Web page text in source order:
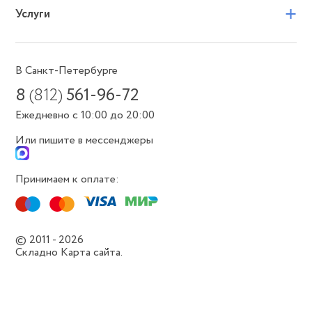
Услуги +
В Санкт-Петербурге
8(812) 561-96-72
Ежедневно с 10:00 до 20:00
Или пишите в мессенджеры
Принимаем к оплате:
© 2011 - 2026
Складно Карта сайта.